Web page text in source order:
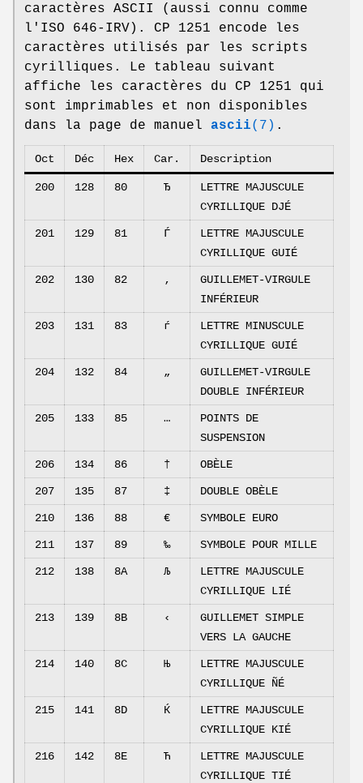
caractères ASCII (aussi connu comme
l'ISO 646-IRV). CP 1251 encode les
caractères utilisés par les scripts
cyrilliques. Le tableau suivant
affiche les caractères du CP 1251 qui
sont imprimables et non disponibles
dans la page de manuel ascii(7) .
Oct Déc Hex Car. Description
200 128 80 Ђ
LETTRE MAJUSCULE
CYRILLIQUE DJÉ
201 129 81 Ѓ
LETTRE MAJUSCULE
CYRILLIQUE GUIÉ
202 130 82 ‚
GUILLEMET-VIRGULE
INFÉRIEUR
203 131 83 ѓ
LETTRE MINUSCULE
CYRILLIQUE GUIÉ
204 132 84 „
GUILLEMET-VIRGULE
DOUBLE INFÉRIEUR
205 133 85 …
POINTS DE
SUSPENSION
206 134 86 † OBÈLE
207 135 87 ‡ DOUBLE OBÈLE
210 136 88 € SYMBOLE EURO
211 137 89 ‰ SYMBOLE POUR MILLE
212 138 8A Љ
LETTRE MAJUSCULE
CYRILLIQUE LIÉ
213 139 8B ‹
GUILLEMET SIMPLE
VERS LA GAUCHE
214 140 8C Њ
LETTRE MAJUSCULE
CYRILLIQUE ÑÉ
215 141 8D Ќ
LETTRE MAJUSCULE
CYRILLIQUE KIÉ
216 142 8E Ћ
LETTRE MAJUSCULE
CYRILLIQUE TIÉ